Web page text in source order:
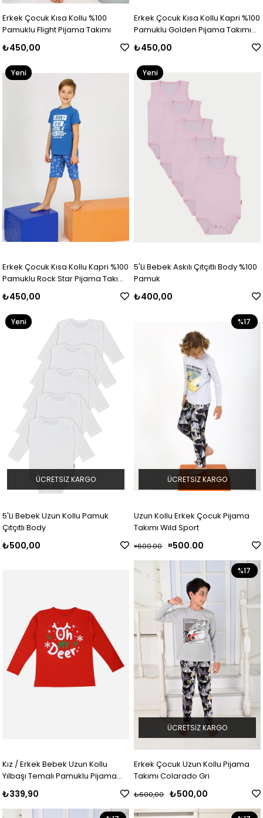
Erkek Çocuk Kısa Kollu %100
Pamuklu Flight Pijama Takımı
₺450,00
Erkek Çocuk Kısa Kollu Kapri %100
Pamuklu Golden Pijama Takımı
Yeşil
₺450,00
Erkek Çocuk Kısa Kollu Kapri %100
Pamuklu Rock Star Pijama Takımı
İndigo
₺450,00
Yeni
5'Li Bebek Askılı Çıtçıtlı Body %100
Pamuk
₺400,00
Yeni
5'Li Bebek Uzun Kollu Pamuk
Çıtçıtlı Body
₺500,00
ÜCRETSIZ KARGO
Yeni
Uzun Kollu Erkek Çocuk Pijama
Takımı Wıld Sport
¤500.00
¤600.00
%17
ÜCRETSIZ KARGO
Kız / Erkek Bebek Uzun Kollu
Yılbaşı Temalı Pamuklu Pijama
Takımı
₺339,90
Erkek Çocuk Uzun Kollu Pijama
Takımı Colarado Gri
₺500,00
₺600,00
%17
ÜCRETSIZ KARGO